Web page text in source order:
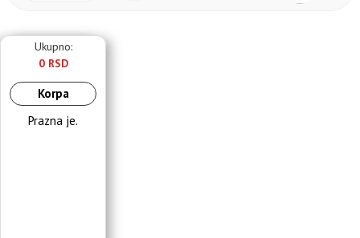
Ukupno:
0 RSD
Korpa
Prazna je.